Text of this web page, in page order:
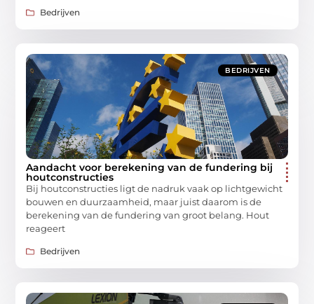
Bedrijven
BEDRIJVEN
Aandacht voor berekening van de fundering bij
houtconstructies
Bij houtconstructies ligt de nadruk vaak op lichtgewicht
bouwen en duurzaamheid, maar juist daarom is de
berekening van de fundering van groot belang. Hout
reageert
Bedrijven